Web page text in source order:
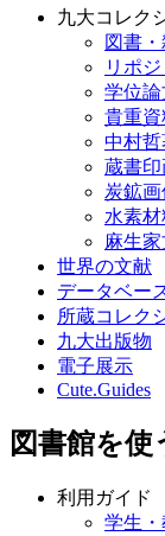
九大コレク
図書
リポジ
学位論
貴重
中村
蔵書印
炭鉱画
水素
麻生
世界の文献
データベー
所蔵コレク
九大出版物
電子展示
Cute.Guides
図書館を使
利用ガイド
学生